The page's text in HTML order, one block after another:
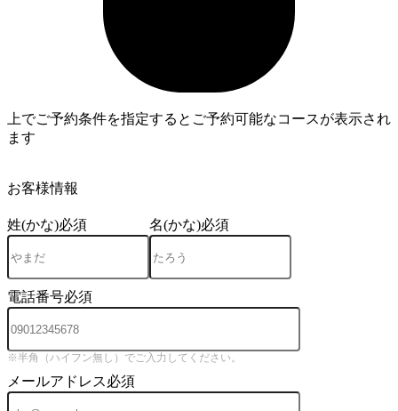
上でご予約条件を指定するとご予約可能なコースが表示され
ます
お客様情報
姓(かな)必須 名(かな)必須
電話番号必須
※半角（ハイフン無し）でご入力してください。
メールアドレス必須